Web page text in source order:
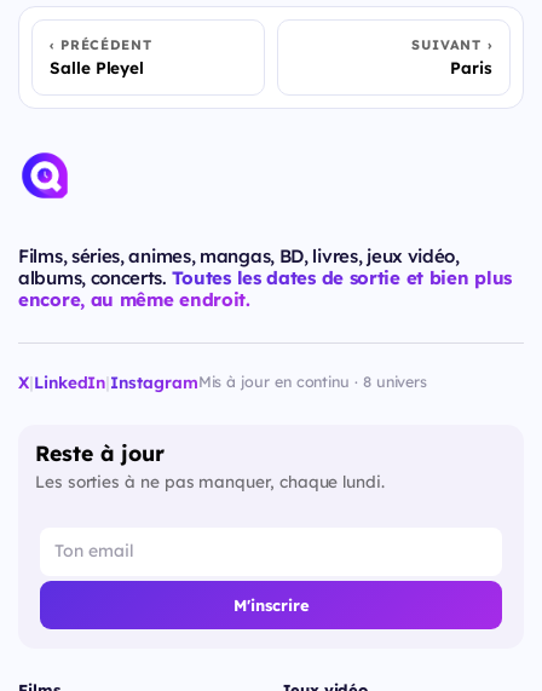
PRÉCÉDENT
Salle Pleyel
SUIVANT
Paris
Films, séries, animes, mangas, BD, livres, jeux vidéo,
albums, concerts. Toutes les dates de sortie et bien plus
encore, au même endroit.
X|LinkedIn|InstagramMis à jour en continu · 8 univers
Reste à jour
Les sorties à ne pas manquer, chaque lundi.
M'inscrire